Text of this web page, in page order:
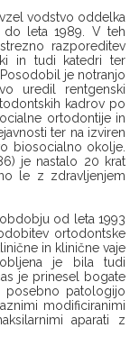
vodstvo oddelka
do leta 1989. V teh
razporeditev
in tudi katedri ter
je notranjo
uredil rentgenski
kadrov po
ortodontije in
ter na izviren
biosocialno okolje.
je nastalo 20 krat
le z zdravljenjem
od leta 1993
ortodontske
in klinične vaje
je bila tudi
je prinesel bogate
posebno patologijo
modificiranimi
aparati z